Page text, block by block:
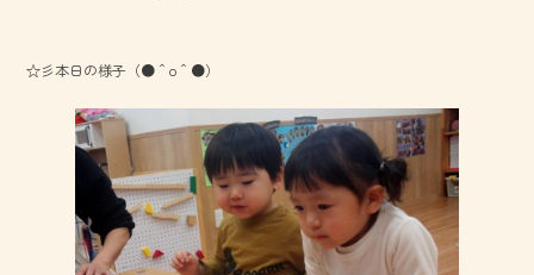
☆彡本日の様子（●＾o＾●）